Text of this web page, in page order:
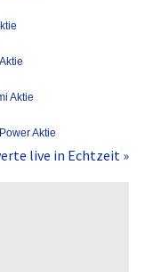
Aktie
Aktie
live in Echtzeit »